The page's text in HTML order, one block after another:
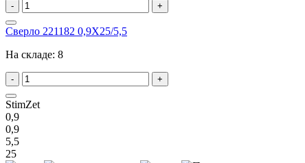
- +
Сверло 221182 0,9X25/5,5
На складе: 8
- +
StimZet
0,9
0,9
5,5
25